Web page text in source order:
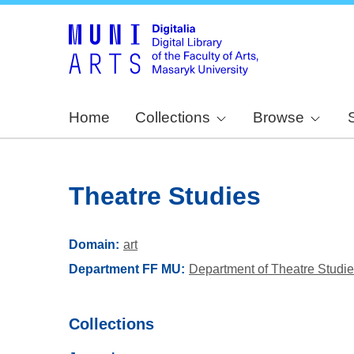
Home Collections Browse
Theatre Studies
Domain
art
Department FF MU
Department of Theatre
Collections